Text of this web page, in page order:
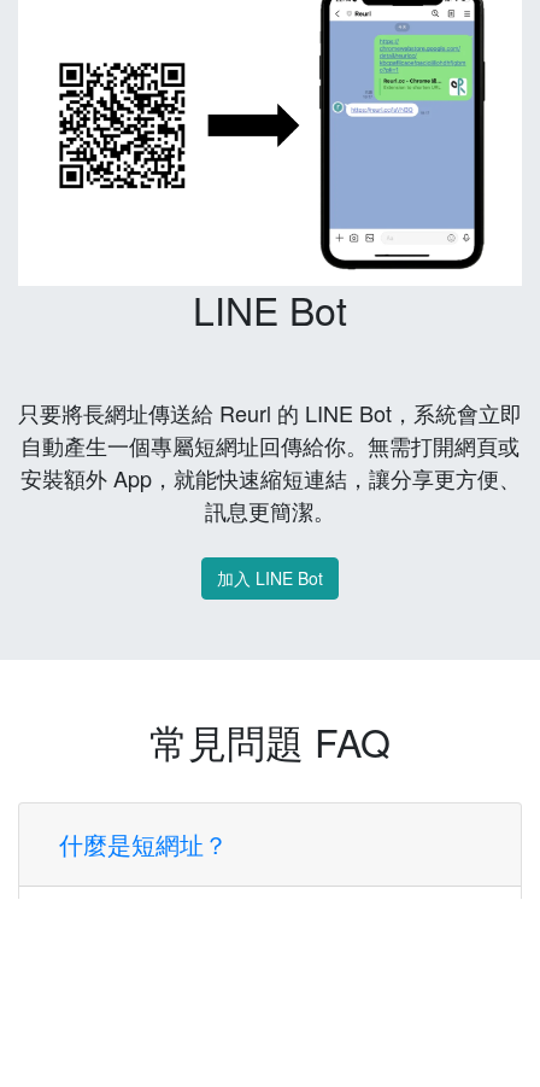
LINE Bot
只要將長網址傳送給 Reurl 的 LINE Bot，系統會立即
自動產生一個專屬短網址回傳給你。無需打開網頁或
安裝額外 App，就能快速縮短連結，讓分享更方便、
訊息更簡潔。
加入 LINE Bot
常見問題 FAQ
什麼是短網址？